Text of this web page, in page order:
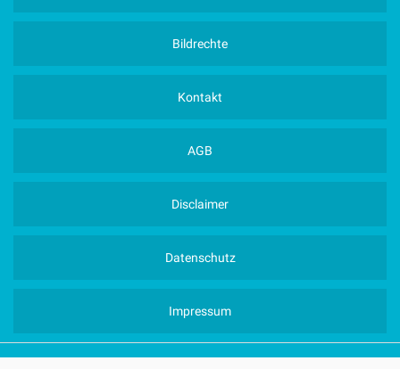
Bildrechte
Kontakt
AGB
Disclaimer
Datenschutz
Impressum